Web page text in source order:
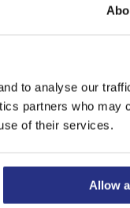
to analyse our
partners who may
of their services.
Allow
is. Liefst
. En
aan de slag!